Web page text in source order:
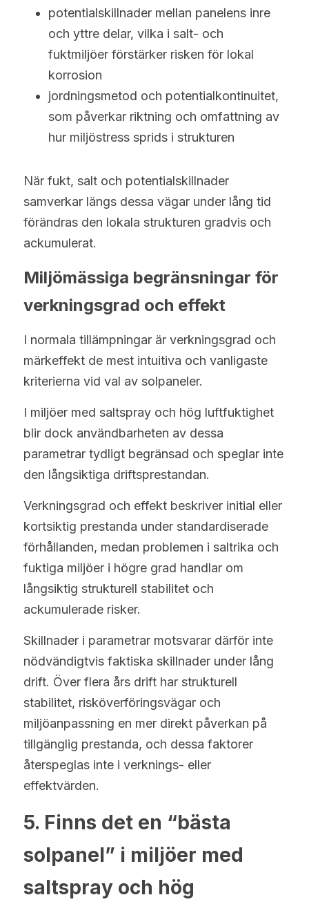
potentialskillnader mellan panelens inre
och yttre delar, vilka i salt- och
fuktmiljöer förstärker risken för lokal
korrosion
jordningsmetod och potentialkontinuitet,
som påverkar riktning och omfattning av
hur miljöstress sprids i strukturen
När fukt, salt och potentialskillnader
samverkar längs dessa vägar under lång tid
förändras den lokala strukturen gradvis och
ackumulerat.
Miljömässiga begränsningar för
verkningsgrad och effekt
I normala tillämpningar är verkningsgrad och
märkeffekt de mest intuitiva och vanligaste
kriterierna vid val av solpaneler.
I miljöer med saltspray och hög luftfuktighet
blir dock användbarheten av dessa
parametrar tydligt begränsad och speglar inte
den långsiktiga driftsprestandan.
Verkningsgrad och effekt beskriver initial eller
kortsiktig prestanda under standardiserade
förhållanden, medan problemen i saltrika och
fuktiga miljöer i högre grad handlar om
långsiktig strukturell stabilitet och
ackumulerade risker.
Skillnader i parametrar motsvarar därför inte
nödvändigtvis faktiska skillnader under lång
drift. Över flera års drift har strukturell
stabilitet, risköverföringsvägar och
miljöanpassning en mer direkt påverkan på
tillgänglig prestanda, och dessa faktorer
återspeglas inte i verknings- eller
effektvärden.
5. Finns det en “bästa
solpanel” i miljöer med
saltspray och hög